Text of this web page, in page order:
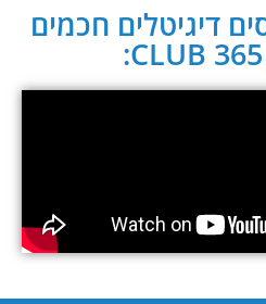
דיגיטלים חכמים